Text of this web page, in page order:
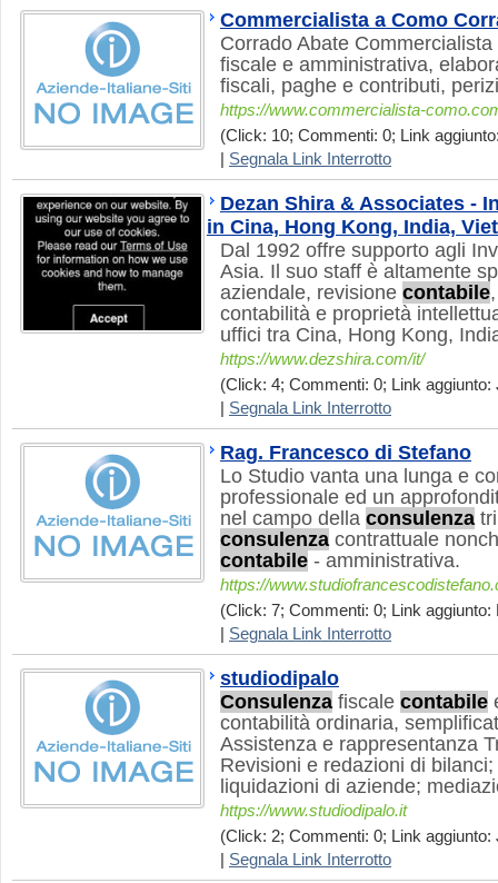
Commercialista a Como
Corrado Abate
fiscale e amministrativa,
fiscali, paghe e contributi,
https://www.commercialista-
(Click: 10; Commenti: 0; Link
Segnala Link Interrotto
Dezan Shira & Associates -
in Cina, Hong Kong, India,
Dal 1992 offre supporto agli
Asia. Il suo staff è altamente
aziendale, revisione contabile
contabilità e proprietà
uffici tra Cina, Hong Kong,
https://www.dezshira.com/it/
(Click: 4; Commenti: 0; Link aggiunto:
Segnala Link Interrotto
Rag. Francesco di Stefano
Lo Studio vanta una lunga e
professionale ed un
nel campo della consulenza
consulenza contrattuale
contabile - amministrativa.
https://
(Click: 7; Commenti: 0; Link aggiunto:
Segnala Link Interrotto
studiodipalo
Consulenza fiscale contabile
contabilità ordinaria,
Assistenza e rappresentanza
Revisioni e redazioni di
liquidazioni di aziende;
https://www.studiodipalo.it
(Click: 2; Commenti: 0; Link aggiunto:
Segnala Link Interrotto